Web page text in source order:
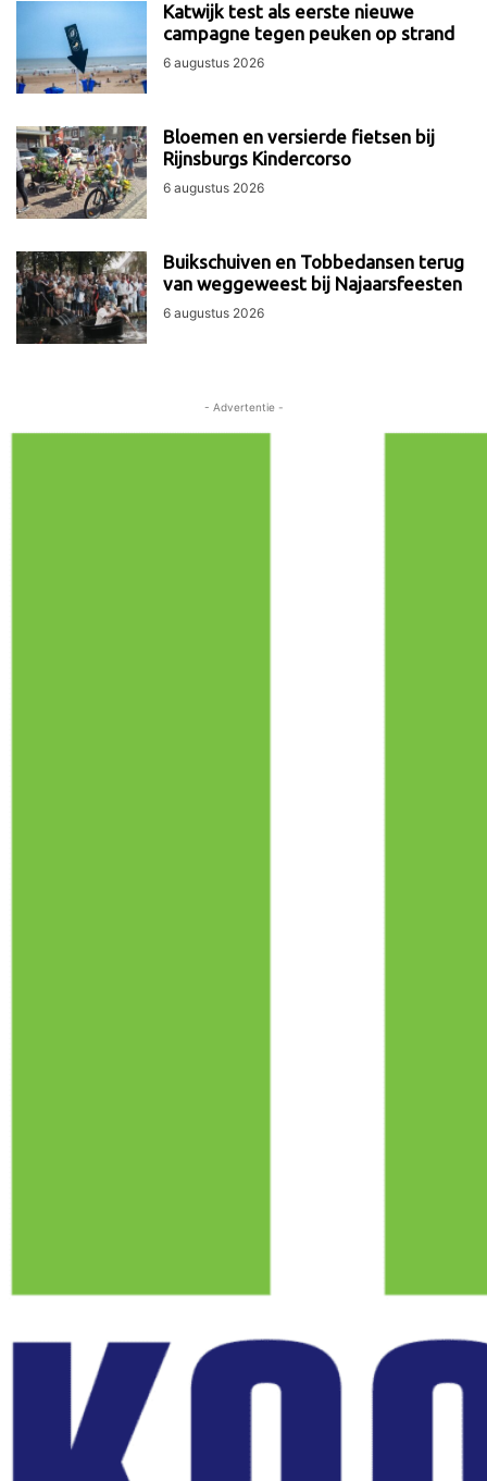
Katwijk test als eerste nieuwe
campagne tegen peuken op strand
6 augustus 2026
Bloemen en versierde fietsen bij
Rijnsburgs Kindercorso
6 augustus 2026
Buikschuiven en Tobbedansen terug
van weggeweest bij Najaarsfeesten
6 augustus 2026
- Advertentie -